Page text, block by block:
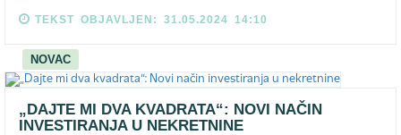
TEKST OBJAVLJEN: 31.05.2024 14:10
NOVAC
„DAJTE MI DVA KVADRATA“: NOVI NAČIN
INVESTIRANJA U NEKRETNINE